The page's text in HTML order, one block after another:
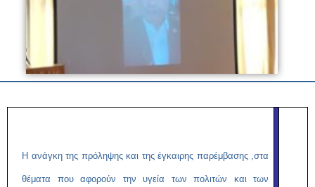
Η ανάγκη της πρόληψης και της έγκαιρης παρέμβασης ,στα
θέματα που αφορούν την υγεία των πολιτών και των